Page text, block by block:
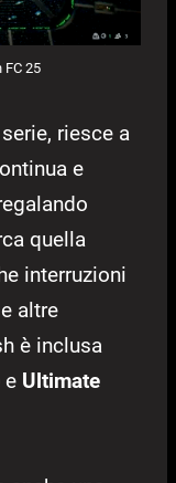
FC 25
riesce a
e
quella
interruzioni
altre
è inclusa
e Ultimate